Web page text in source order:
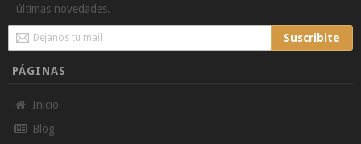
últimas novedades.
Sign
Up
for
Suscribite
PÁGINAS
Inicio
Blog